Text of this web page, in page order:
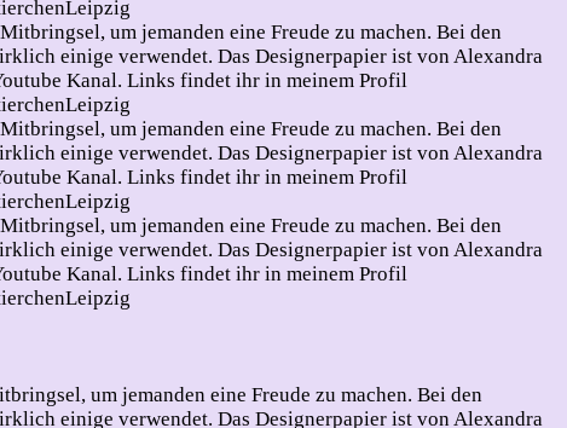
um jemanden eine Freude zu machen. Bei den
einige verwendet. Das Designerpapier ist von Alexandra